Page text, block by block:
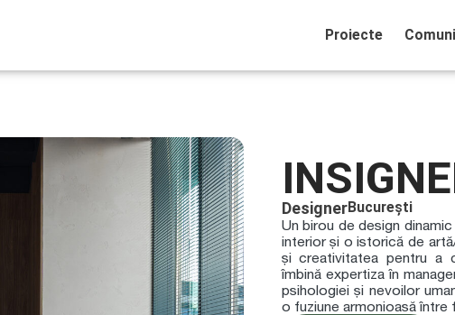
Proiecte
DesignerBucurești
Un birou de design
interior și o istorică de
și creativitatea pentru a
îmbină expertiza în
psihologiei și nevoilor
o fuziune armonioasă